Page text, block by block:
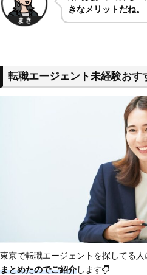
きなメリットだね。
転職エージェント未経験おす
東京で転職エージェントを探してる人
まとめたのでご紹介します